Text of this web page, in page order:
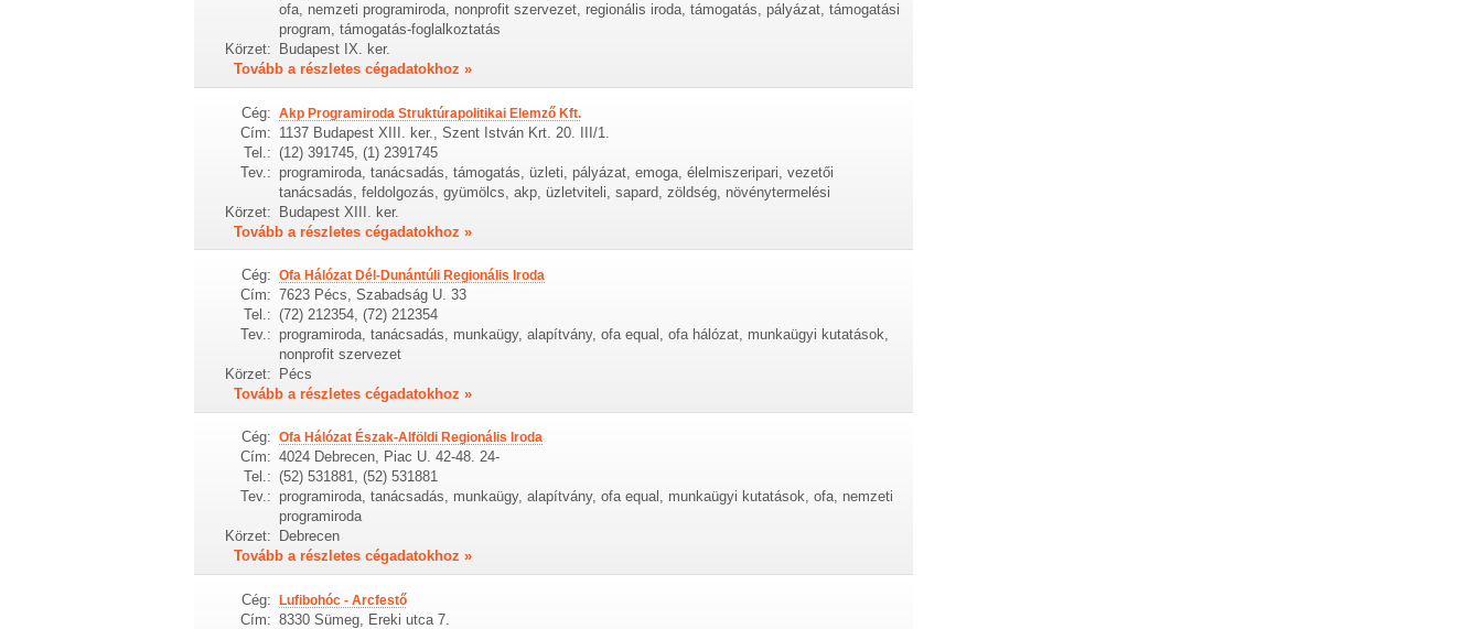
ofa, nemzeti programiroda, nonprofit szervezet, regionális iroda, támogatás, pályázat, támogatási
program, támogatás-foglalkoztatás
Körzet:
Budapest IX. ker.
Tovább a részletes cégadatokhoz »
Cég: Akp Programiroda Struktúrapolitikai Elemző Kft.
Cím: 1137 Budapest XIII. ker., Szent István Krt. 20. III/1.
Tel.: (12) 391745, (1) 2391745
Tev.: programiroda, tanácsadás, támogatás, üzleti, pályázat, emoga, élelmiszeripari, vezetői
tanácsadás, feldolgozás, gyümölcs, akp, üzletviteli, sapard, zöldség, növénytermelési
Körzet: Budapest XIII. ker.
Tovább a részletes cégadatokhoz »
Cég: Ofa Hálózat Dél-Dunántúli Regionális Iroda
Cím: 7623 Pécs, Szabadság U. 33
Tel.: (72) 212354, (72) 212354
Tev.: programiroda, tanácsadás, munkaügy, alapítvány, ofa equal, ofa hálózat, munkaügyi kutatások,
nonprofit szervezet
Körzet:
Pécs
Tovább a részletes cégadatokhoz »
Cég: Ofa Hálózat Észak-Alföldi Regionális Iroda
Cím: 4024 Debrecen, Piac U. 42-48. 24-
Tel.: (52) 531881, (52) 531881
Tev.: programiroda, tanácsadás, munkaügy, alapítvány, ofa equal, munkaügyi kutatások, ofa, nemzeti
programiroda
Körzet:
Debrecen
Tovább a részletes cégadatokhoz »
Cég: Lufibohóc - Arcfestő
Cím: 8330 Sümeg, Ereki utca 7.